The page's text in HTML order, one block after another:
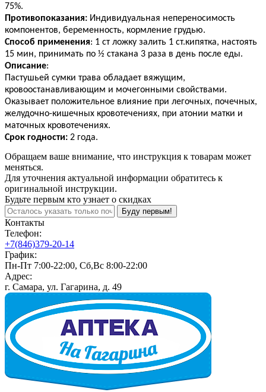
75%.
Противопоказания: Индивидуальная непереносимость
компонентов, беременность, кормление грудью.
Способ применения: 1 ст ложку залить 1 ст.кипятка, настоять
15 мин, принимать по ½ стакана 3 раза в день после еды.
Описание:
Пастушьей сумки трава обладает вяжущим,
кровоостанавливающим и мочегонными свойствами.
Оказывает положительное влияние при легочных, почечных,
желудочно-кишечных кровотечениях, при атонии матки и
маточных кровотечениях.
Срок годности: 2 года.
Обращаем ваше внимание, что инструкция к товарам может
меняться.
Для уточнения актуальной информации обратитесь к
оригинальной инструкции.
Будьте первым кто узнает о скидках
Буду первым!
Контакты
Телефон:
+7(846)379-20-14
График:
Пн-Пт 7:00-22:00, Сб,Вс 8:00-22:00
Адрес:
г. Самара, ул. Гагарина, д. 49